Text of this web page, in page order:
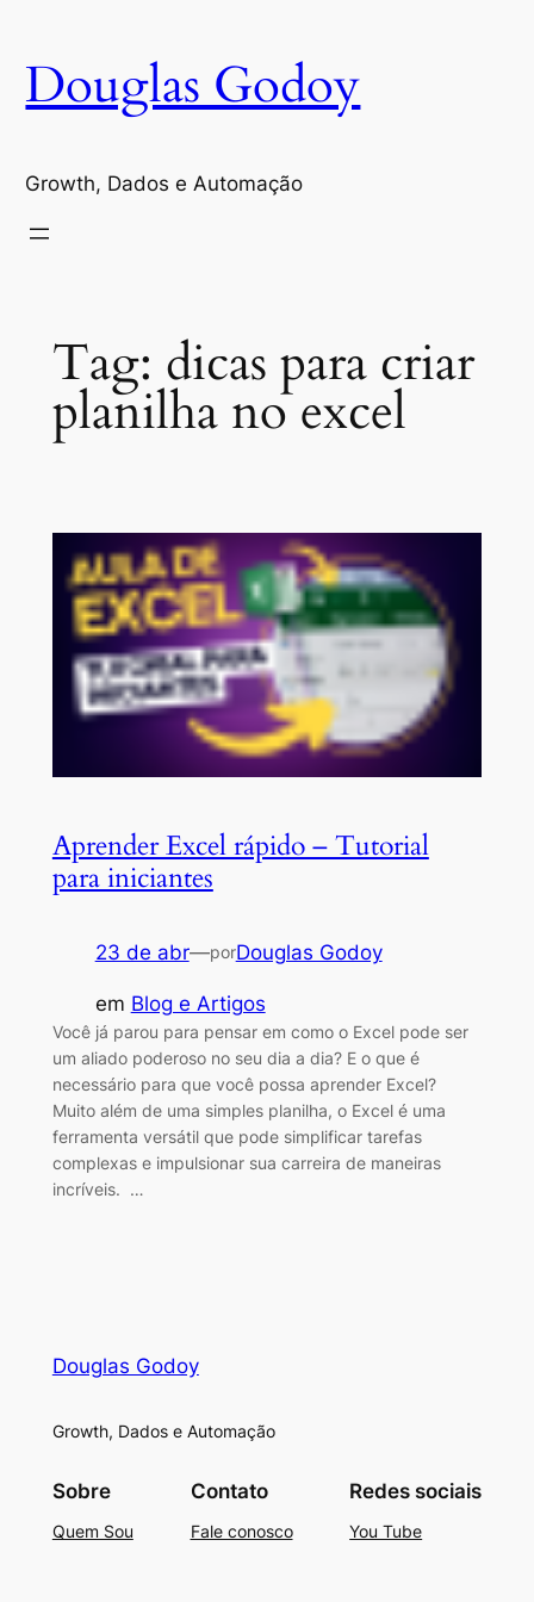
conteúdo
Douglas Godoy
Growth, Dados e Automação
Tag: dicas para criar
planilha no excel
Aprender Excel rápido – Tutorial
para iniciantes
23 de abr—porDouglas Godoy
em Blog e Artigos
Você já parou para pensar em como o Excel pode ser
um aliado poderoso no seu dia a dia? E o que é
necessário para que você possa aprender Excel?
Muito além de uma simples planilha, o Excel é uma
ferramenta versátil que pode simplificar tarefas
complexas e impulsionar sua carreira de maneiras
incríveis. …
Douglas Godoy
Growth, Dados e Automação
Sobre
Quem Sou
Contato
Fale conosco
Redes sociais
You Tube